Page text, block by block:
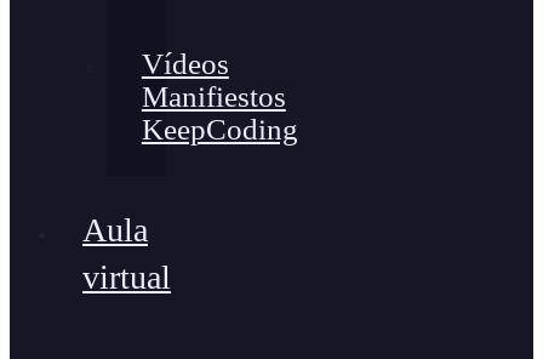
Vídeos
Manifiestos
KeepCoding
Aula
virtual